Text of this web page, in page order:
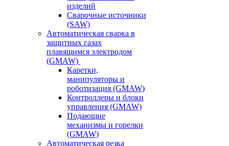
изделий
Сварочные источники
(SAW)
Автоматическая сварка в
защитных газах
плавящимся электродом
(GMAW)
Каретки,
манипуляторы и
роботизация (GMAW)
Контроллеры и блоки
управления (GMAW)
Подающие
механизмы и горелки
(GMAW)
Автоматическая резка